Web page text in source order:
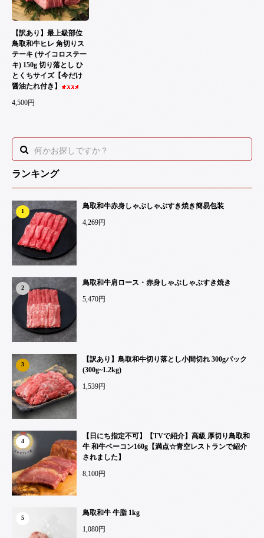
ランキング
1
鳥取和牛赤身しゃぶしゃぶすき焼き簡易包装
4,269円
2
鳥取和牛肩ロース・赤身しゃぶしゃぶすき焼き
5,470円
3
【訳あり】鳥取和牛切り落とし小間切れ 300gパック
(300g~1.2kg)
1,539円
4
【日にち指定不可】【TVで紹介】高級 厚切り鳥取和
牛 和牛ベーコン160g【満点☆青空レストランで紹介
されました】
8,100円
5
鳥取和牛 牛脂 1kg
1,080円
【訳あり】最上級部位
鳥取和牛ヒレ 角切りス
テーキ (サイコロステー
キ) 150g 切り落とし ひ
とくちサイズ【今だけ
醤油たれ付き】
4,500円